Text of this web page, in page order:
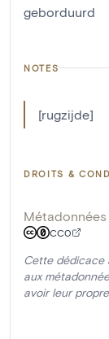
geborduurd
NOTES
[rugzijde]
DROITS &
Métadonnées
CC0
Cette dédicace
aux
avoir leur